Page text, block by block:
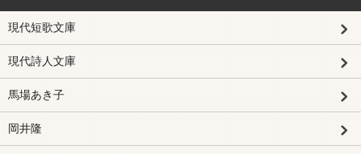
現代短歌文庫
現代詩人文庫
馬場あき子
岡井隆